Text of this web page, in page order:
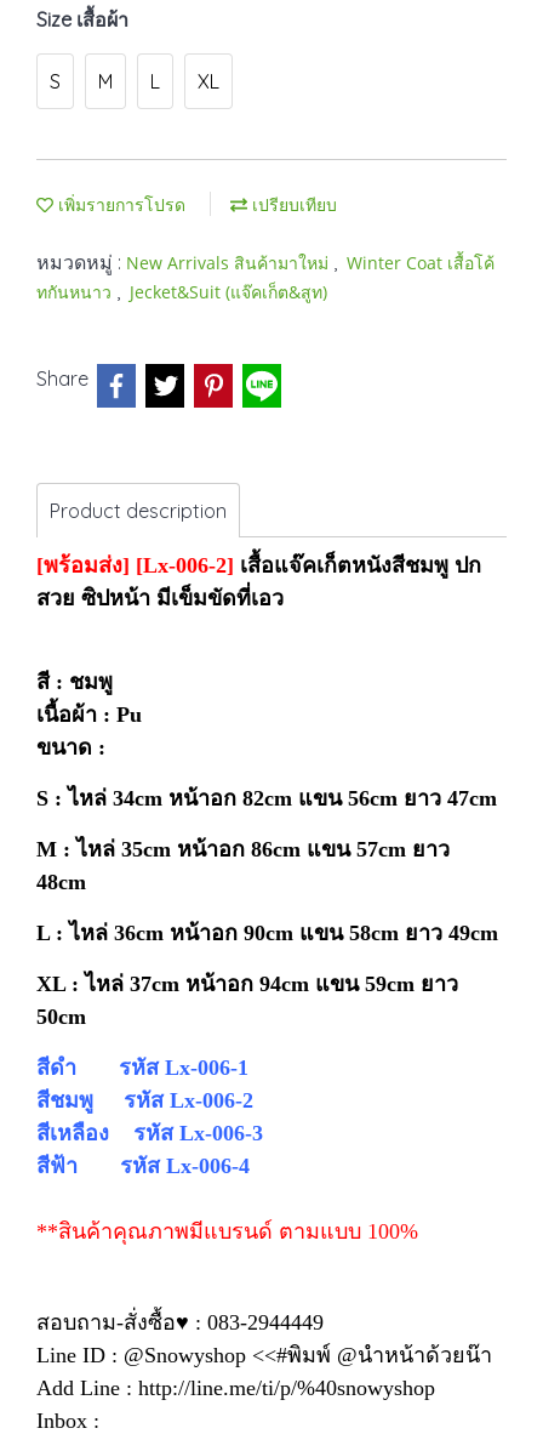
Size เสื้อผ้า
S M L XL
เพิ่มรายการโปรด เปรียบเทียบ
หมวดหมู่ : New Arrivals สินค้ามาใหม่ , Winter Coat เสื้อโค้
ทกันหนาว , Jecket&Suit (แจ๊คเก็ต&สูท)
Share
Product description
[พร้อมส่ง] [Lx-006-2] เสื้อแจ๊คเก็ตหนังสีชมพู ปก
สวย ซิปหน้า มีเข็มขัดที่เอว
สี : ชมพู
เนื้อผ้า : Pu
ขนาด :
S : ไหล่ 34cm หน้าอก 82cm แขน 56cm ยาว 47cm
M : ไหล่ 35cm หน้าอก 86cm แขน 57cm ยาว
48cm
L : ไหล่ 36cm หน้าอก 90cm แขน 58cm ยาว 49cm
XL : ไหล่ 37cm หน้าอก 94cm แขน 59cm ยาว
50cm
สีดำ รหัส Lx-006-1
สีชมพู รหัส Lx-006-2
สีเหลือง รหัส Lx-006-3
สีฟ้า รหัส Lx-006-4
**สินค้าคุณภาพมีแบรนด์ ตามแบบ 100%
สอบถาม-สั่งซื้อ♥ : 083-2944449
Line ID : @Snowyshop <<#พิมพ์ @นำหน้าด้วยน๊า
Add Line : http://line.me/ti/p/%40snowyshop
Inbox :